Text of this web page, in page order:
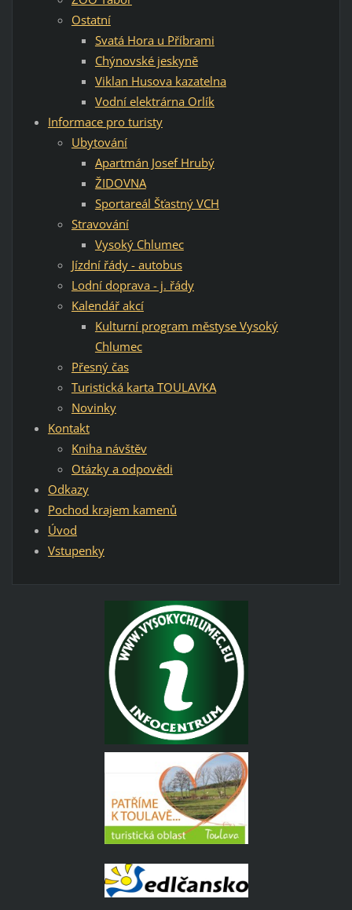
Ostatní
Svatá Hora u Příbrami
Chýnovské jeskyně
Viklan Husova kazatelna
Vodní elektrárna Orlík
Informace pro turisty
Ubytování
Apartmán Josef Hrubý
ŽIDOVNA
Sportareál Šťastný VCH
Stravování
Vysoký Chlumec
Jízdní řády - autobus
Lodní doprava - j. řády
Kalendář akcí
Kulturní program městyse Vysoký
Chlumec
Přesný čas
Turistická karta TOULAVKA
Novinky
Kontakt
Kniha návštěv
Otázky a odpovědi
Odkazy
Pochod krajem kamenů
Úvod
Vstupenky